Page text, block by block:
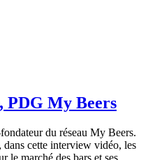
PDG My Beers
du réseau My Beers.
cette interview vidéo, les
le marché des bars et ses